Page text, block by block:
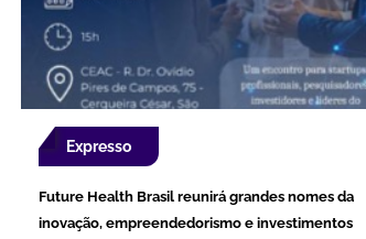
Expresso
Future Health Brasil reunirá grandes nomes da
inovação, empreendedorismo e investimentos